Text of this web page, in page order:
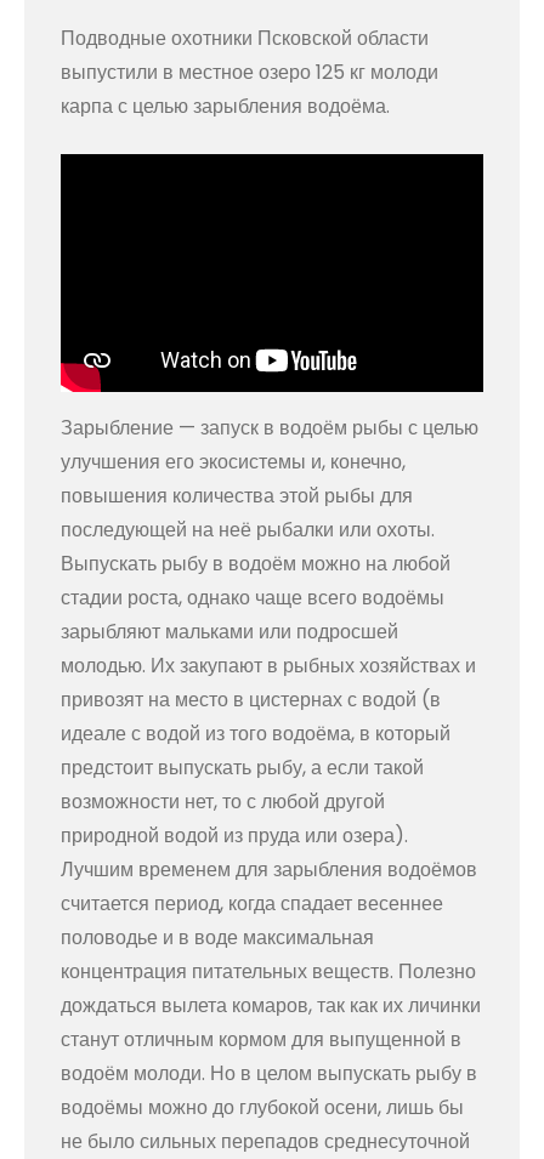
Подводные охотники Псковской области
выпустили в местное озеро 125 кг молоди
карпа с целью зарыбления водоёма.
Зарыбление — запуск в водоём рыбы с целью
улучшения его экосистемы и, конечно,
повышения количества этой рыбы для
последующей на неё рыбалки или охоты.
Выпускать рыбу в водоём можно на любой
стадии роста, однако чаще всего водоёмы
зарыбляют мальками или подросшей
молодью. Их закупают в рыбных хозяйствах и
привозят на место в цистернах с водой (в
идеале с водой из того водоёма, в который
предстоит выпускать рыбу, а если такой
возможности нет, то с любой другой
природной водой из пруда или озера).
Лучшим временем для зарыбления водоёмов
считается период, когда спадает весеннее
половодье и в воде максимальная
концентрация питательных веществ. Полезно
дождаться вылета комаров, так как их личинки
станут отличным кормом для выпущенной в
водоём молоди. Но в целом выпускать рыбу в
водоёмы можно до глубокой осени, лишь бы
не было сильных перепадов среднесуточной